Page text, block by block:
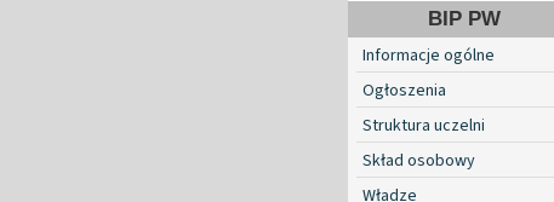
BIP PW
Informacje ogólne
Ogłoszenia
Struktura uczelni
Skład osobowy
Władze